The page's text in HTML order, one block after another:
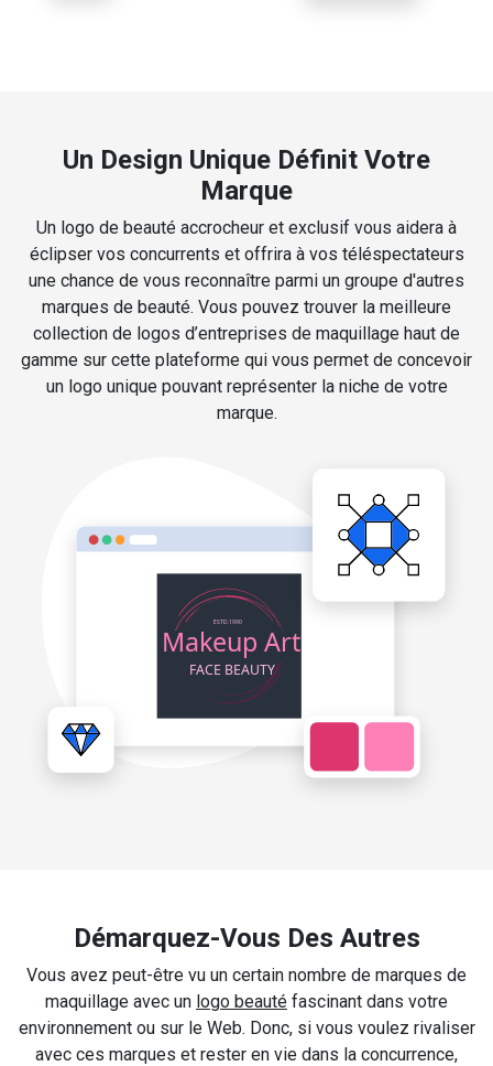
Un Design Unique Définit Votre
Marque
Un logo de beauté accrocheur et exclusif vous aidera à
éclipser vos concurrents et offrira à vos téléspectateurs
une chance de vous reconnaître parmi un groupe d'autres
marques de beauté. Vous pouvez trouver la meilleure
collection de logos d’entreprises de maquillage haut de
gamme sur cette plateforme qui vous permet de concevoir
un logo unique pouvant représenter la niche de votre
marque.
Démarquez-Vous Des Autres
Vous avez peut-être vu un certain nombre de marques de
maquillage avec un logo beauté fascinant dans votre
environnement ou sur le Web. Donc, si vous voulez rivaliser
avec ces marques et rester en vie dans la concurrence,